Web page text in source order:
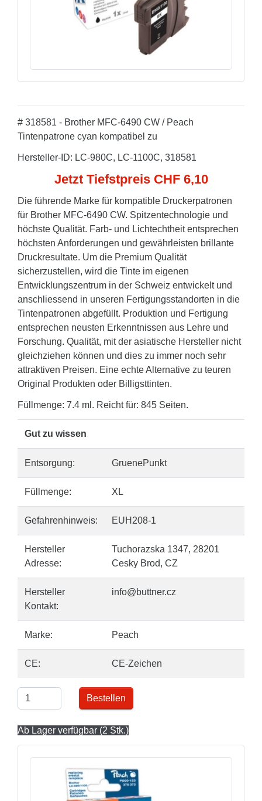
# 318581 - Brother MFC-6490 CW / Peach
Tintenpatrone cyan kompatibel zu
Hersteller-ID: LC-980C, LC-1100C, 318581
Jetzt Tiefstpreis CHF 6,10
Die führende Marke für kompatible Druckerpatronen
für Brother MFC-6490 CW. Spitzentechnologie und
höchste Qualität. Farb- und Lichtechtheit entsprechen
höchsten Anforderungen und gewährleisten brillante
Druckresultate. Um die Premium Qualität
sicherzustellen, wird die Tinte im eigenen
Entwicklungszentrum in der Schweiz entwickelt und
anschliessend in unseren Fertigungsstandorten in die
Tintenpatronen abgefüllt. Produktion und Fertigung
entsprechen neusten Erkenntnissen aus Lehre und
Forschung. Qualität, mit der asiatische Hersteller nicht
gleichziehen können und dies zu immer noch sehr
attraktiven Preisen. Eine echte Alternative zu teuren
Original Produkten oder Billigsttinten.
Füllmenge: 7.4 ml. Reicht für: 845 Seiten.
Gut zu wissen
Entsorgung: GruenePunkt
Füllmenge: XL
Gefahrenhinweis: EUH208-1
Hersteller
Adresse:
Tuchorazska 1347, 28201
Cesky Brod, CZ
Hersteller
Kontakt:
info@buttner.cz
Marke: Peach
CE: CE-Zeichen
Bestellen
Ab Lager verfügbar (2 Stk.)